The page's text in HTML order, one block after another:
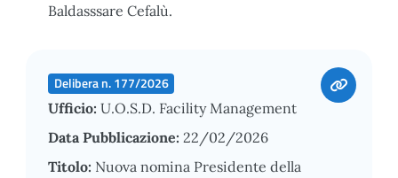
Baldasssare Cefalù.
Delibera n. 177/2026
Ufficio: U.O.S.D. Facility Management
Data Pubblicazione: 22/02/2026
Titolo: Nuova nomina Presidente della